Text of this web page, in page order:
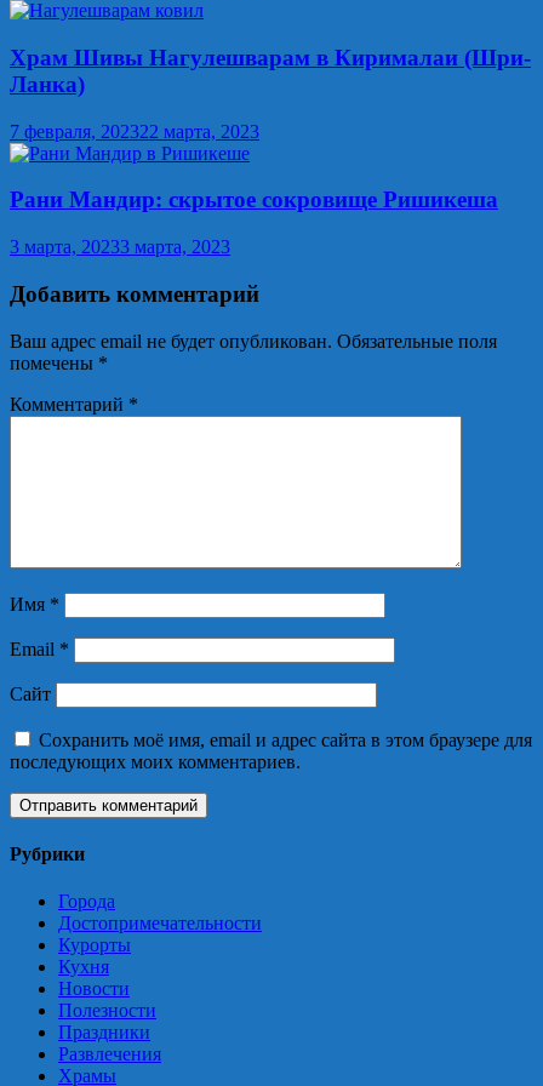
Храм Шивы Нагулешварам в Кирималаи (Шри-
Ланка)
7 февраля, 202322 марта, 2023
Рани Мандир: скрытое сокровище Ришикеша
3 марта, 20233 марта, 2023
Добавить комментарий
Ваш адрес email не будет опубликован. Обязательные поля
помечены *
Комментарий *
Имя *
Email *
Сайт
Сохранить моё имя, email и адрес сайта в этом браузере для
последующих моих комментариев.
Рубрики
Города
Достопримечательности
Курорты
Кухня
Новости
Полезности
Праздники
Развлечения
Храмы